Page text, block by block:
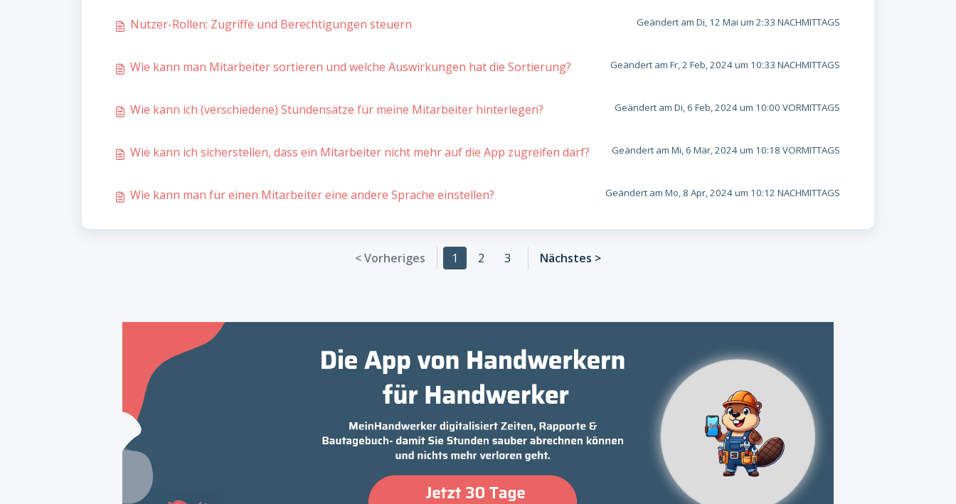
Nutzer-Rollen: Zugriffe und Berechtigungen steuern Geändert am Di, 12 Mai um 2:33 NACHMITTAGS
Wie kann man Mitarbeiter sortieren und welche Auswirkungen hat die Sortierung? Geändert am Fr, 2 Feb, 2024 um 10:33 NACHMITTAGS
Wie kann ich (verschiedene) Stundensätze für meine Mitarbeiter hinterlegen? Geändert am Di, 6 Feb, 2024 um 10:00 VORMITTAGS
Wie kann ich sicherstellen, dass ein Mitarbeiter nicht mehr auf die App zugreifen darf? Geändert am Mi, 6 Mär, 2024 um 10:18 VORMITTAGS
Wie kann man für einen Mitarbeiter eine andere Sprache einstellen? Geändert am Mo, 8 Apr, 2024 um 10:12 NACHMITTAGS
< Vorheriges 1 2 3 Nächstes >